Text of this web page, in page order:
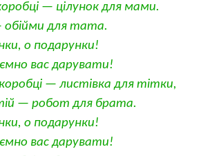
— цілунок для мами.
обійми для тата.
о подарунки!
вас дарувати!
— листівка для тітки,
— робот для брата.
о подарунки!
вас дарувати!